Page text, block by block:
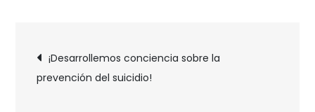
¡Desarrollemos conciencia sobre la
prevención del suicidio!